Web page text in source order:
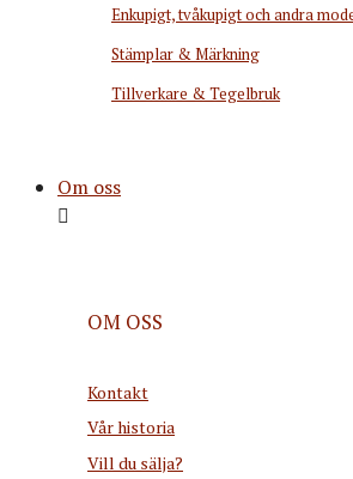
Enkupigt, tvåkupigt och andra
Stämplar & Märkning
Tillverkare & Tegelbruk
Om oss
OM OSS
Kontakt
Vår historia
Vill du sälja?